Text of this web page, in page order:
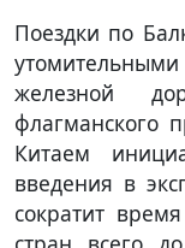
Поездки по
железной
флагманского
Китаем
введения в
сократит